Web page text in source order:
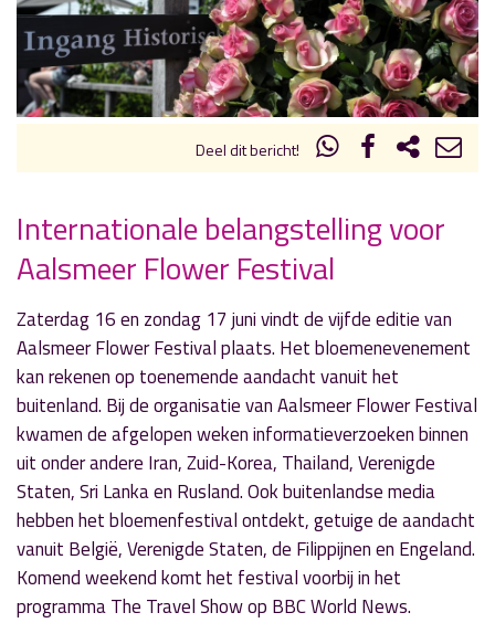
Inklappen
Deel dit bericht!
« Vorig nieuwsbericht
Toffe workshops voor kinderen in Pop Up
Atelier
28 mei 2018
» Volgend nieuwsbericht
Gaslekkage na werkzaamheden
28 mei 2018
Internationale belangstelling voor
Aalsmeer Flower Festival
Zaterdag 16 en zondag 17 juni vindt de vijfde editie van
Aalsmeer Flower Festival plaats. Het bloemenevenement
kan rekenen op toenemende aandacht vanuit het
buitenland. Bij de organisatie van Aalsmeer Flower Festival
kwamen de afgelopen weken informatieverzoeken binnen
uit onder andere Iran, Zuid-Korea, Thailand, Verenigde
Staten, Sri Lanka en Rusland. Ook buitenlandse media
hebben het bloemenfestival ontdekt, getuige de aandacht
vanuit België, Verenigde Staten, de Filippijnen en Engeland.
Komend weekend komt het festival voorbij in het
programma The Travel Show op BBC World News.